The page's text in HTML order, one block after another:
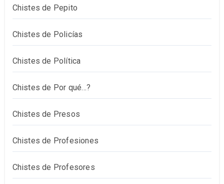
Chistes de Pepito
Chistes de Policías
Chistes de Política
Chistes de Por qué…?
Chistes de Presos
Chistes de Profesiones
Chistes de Profesores